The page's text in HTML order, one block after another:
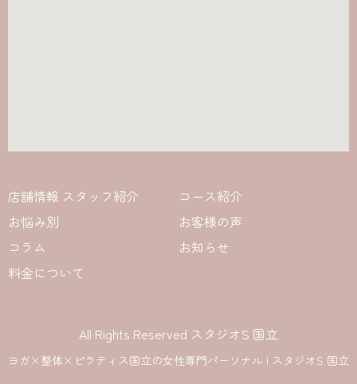
店舗情報 スタッフ紹介
コース紹介
お悩み別
お客様の声
コラム
お知らせ
料金について
All Rights Reserved スタジオS 国立
ヨガ×整体×ピラティス国立の女性専門パーソナル | スタジオS 国立